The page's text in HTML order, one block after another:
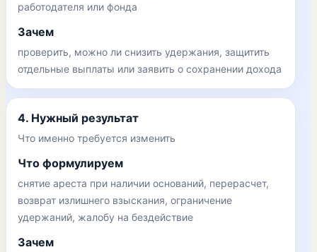
работодателя или фонда
Зачем
проверить, можно ли снизить удержания, защитить
отдельные выплаты или заявить о сохранении дохода
4. Нужный результат
Что именно требуется изменить
Что формулируем
снятие ареста при наличии оснований, перерасчет,
возврат излишнего взыскания, ограничение
удержаний, жалобу на бездействие
Зачем